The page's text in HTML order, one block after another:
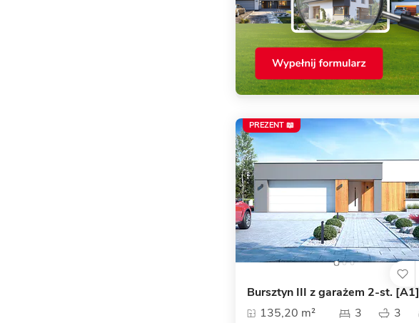
Bursztyn III z garażem 2-st. [A1]
135,20 m²
3 3
PREZENT 📖